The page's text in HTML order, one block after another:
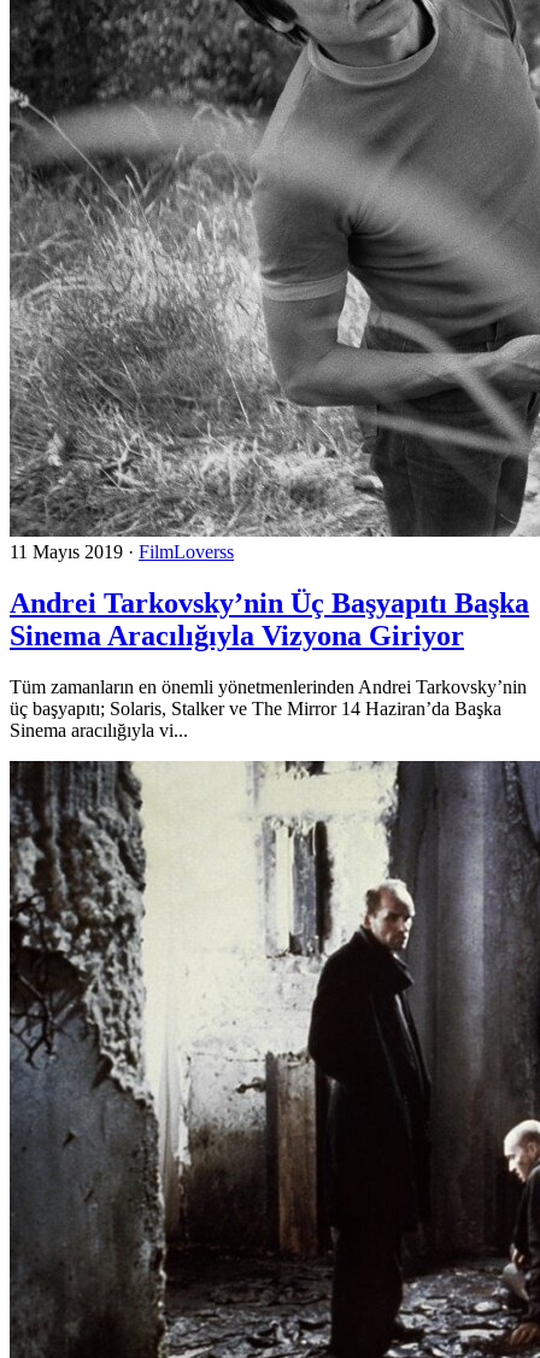
11 Mayıs 2019 · FilmLoverss
Andrei Tarkovsky’nin Üç Başyapıtı Başka
Sinema Aracılığıyla Vizyona Giriyor
Tüm zamanların en önemli yönetmenlerinden Andrei Tarkovsky’nin
üç başyapıtı; Solaris, Stalker ve The Mirror 14 Haziran’da Başka
Sinema aracılığıyla vi...